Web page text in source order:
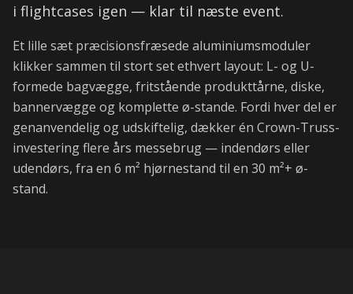
i flightcases igen — klar til næste event.
Et lille sæt præcisionsfræsede aluminiumsmoduler
klikker sammen til stort set ethvert layout: L- og U-
formede bagvægge, fritstående produkttårne, diske,
bannervægge og komplette ø-stande. Fordi hver del er
genanvendelig og udskiftelig, dækker én Crown-Truss-
investering flere års messebrug — indendørs eller
udendørs, fra en 6 m² hjørnestand til en 30 m²+ ø-
stand.